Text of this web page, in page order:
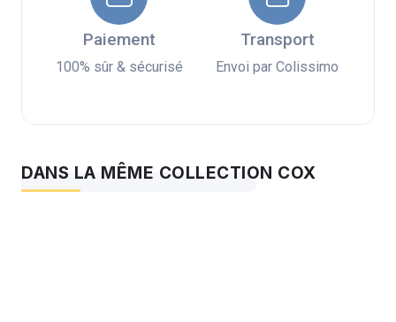
Paiement
100% sûr & sécurisé
Transport
Envoi par Colissimo
DANS LA MÊME COLLECTION COX